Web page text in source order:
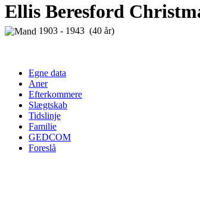
Ellis Beresford
1903 - 1943 (40 år)
Egne data
Aner
Efterkommere
Slægtskab
Tidslinje
Familie
GEDCOM
Foreslå